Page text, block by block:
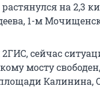
растянулся на 2,3
1-м
сейчас
мосту
Калинина,